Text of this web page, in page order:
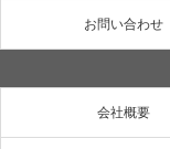
お問い合わせ
会社概要